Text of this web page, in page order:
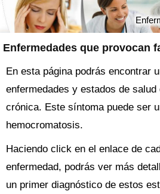
Enfermedades que provocan
En esta página podrás encontrar
enfermedades y estados de
crónica. Este síntoma puede ser
hemocromatosis.
Haciendo click en el enlace de
enfermedad, podrás ver más
un primer diagnóstico de estos